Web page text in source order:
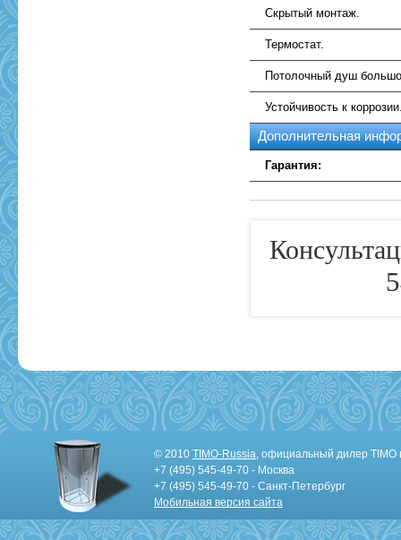
Скрытый монтаж.
Термостат.
Потолочный душ
Устойчивость к
Дополнительная
Гарантия:
© 2010 TIMO-Russia, официальный дилер TIMO
+7 (495) 545-49-70 - Москва
+7 (495) 545-49-70 - Санкт-Петербург
Мобильная версия сайта